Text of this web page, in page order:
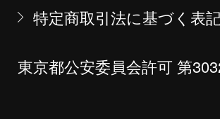
特定商取引法に基づく表
東京都公安委員会許可 第